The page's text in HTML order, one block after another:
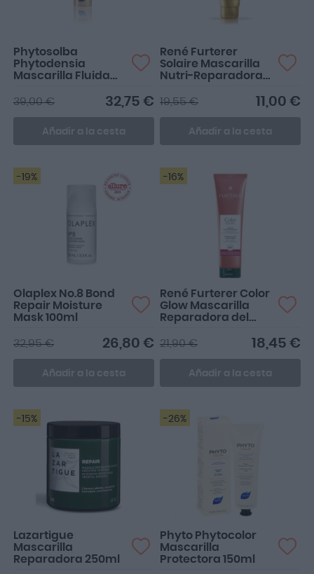
Phytosolba
Phytodensia
Mascarilla Fluida
32,75 €
39,00 €
Añadir a la cesta
René Furterer
Solaire Mascarilla
Nutri-Reparadora
11,00 €
19,55 €
Añadir a la cesta
-19%
Olaplex No.8 Bond
Repair Moisture
Mask 100ml
26,80 €
32,95 €
Añadir a la cesta
-16%
René Furterer Color
Glow Mascarilla
Reparadora del
18,45 €
21,90 €
Añadir a la cesta
-15%
Lazartigue
Mascarilla
Reparadora 250ml
-26%
Phyto Phytocolor
Mascarilla
Protectora 150ml